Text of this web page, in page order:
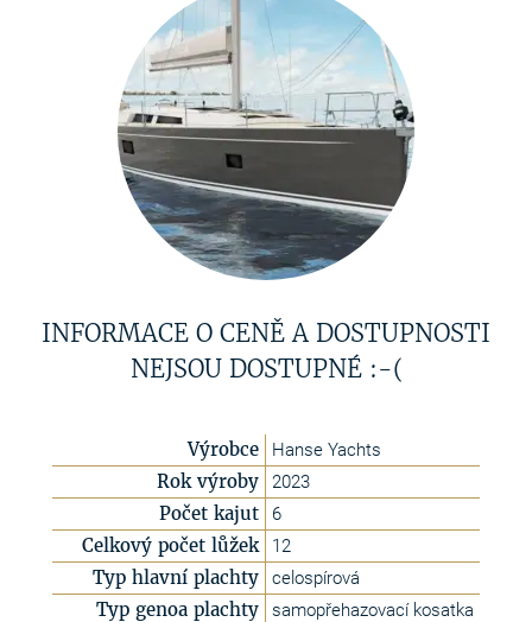
INFORMACE O CENĚ A DOSTUPNOSTI
NEJSOU DOSTUPNÉ :-(
Výrobce Hanse Yachts
Rok výroby 2023
Počet kajut 6
Celkový počet lůžek 12
Typ hlavní plachty celospírová
Typ genoa plachty samopřehazovací kosatka